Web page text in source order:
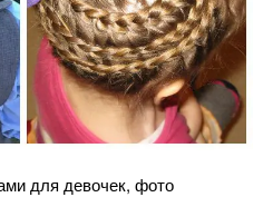
для девочек, фото